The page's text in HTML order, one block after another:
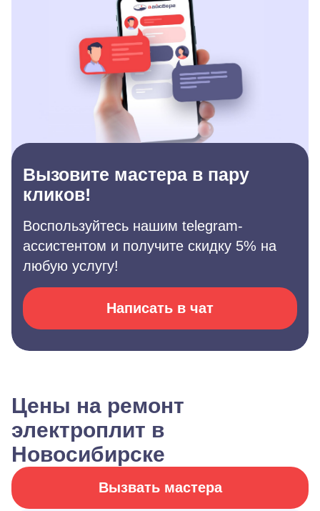
Вызовите мастера в пару
кликов!
Воспользуйтесь нашим telegram-
ассистентом и получите скидку 5% на
любую услугу!
Написать в чат
Цены на ремонт
электроплит в
Новосибирске
Вызвать мастера